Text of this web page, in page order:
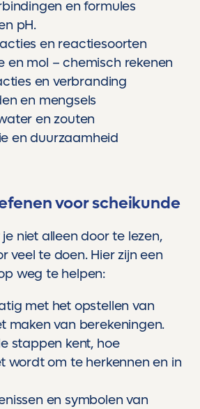
en formules
pH.
en reactiesoorten
en mol – chemisch rekenen
en verbranding
en mengsels
en zouten
en duurzaamheid
voor scheikunde
niet alleen door te lezen,
veel te doen. Hier zijn een
weg te helpen:
met het opstellen van
maken van berekeningen.
stappen kent, hoe
wordt om te herkennen en in
en symbolen van